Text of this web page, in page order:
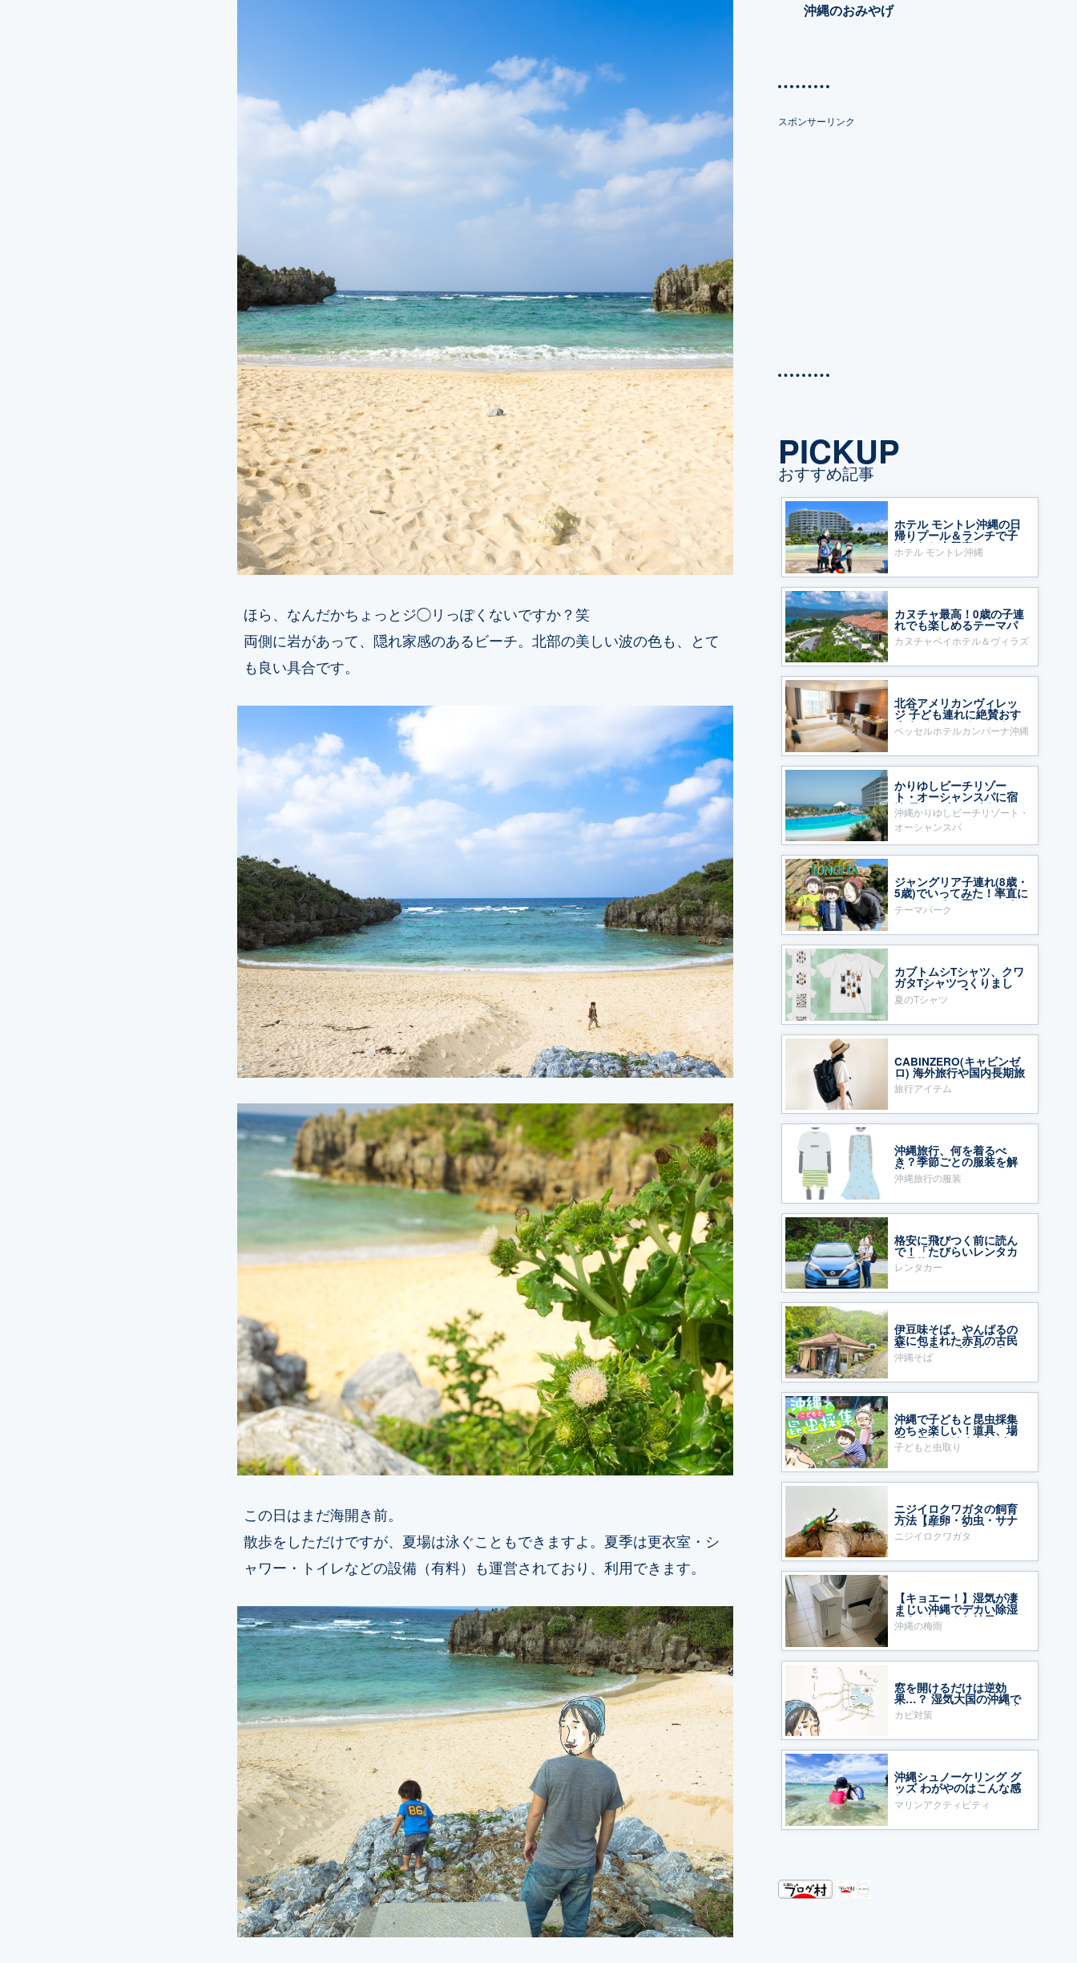
ほら、なんだかちょっとジ◯リっぽくないですか？笑
両側に岩があって、隠れ家感のあるビーチ。北部の美しい波の色も、とて
も良い具合です。
この日はまだ海開き前。
散歩をしただけですが、夏場は泳ぐこともできますよ。夏季は更衣室・シ
ャワー・トイレなどの設備（有料）も運営されており、利用できます。
沖縄のおみやげ
スポンサーリンク
PICKUP
おすすめ記事
ホテル モントレ沖縄の日
帰りプール＆ランチで子
どもたち大興奮！
ホテル モントレ沖縄
カヌチャ最高！0歳の子連
れでも楽しめるテーマパ
ークのようなホテル
カヌチャベイホテル＆ヴィラズ
北谷アメリカンヴィレッ
ジ 子ども連れに絶賛おす
すめ ベッセルホテルカン
パーナ沖縄
ベッセルホテルカンパーナ沖縄
かりゆしビーチリゾー
ト・オーシャンスパに宿
泊 子ども連れに人気
沖縄かりゆしビーチリゾート・
オーシャンスパ
ジャングリア子連れ(8歳・
5歳)でいってみた！率直に
いいところ・悪いところ
テーマパーク
カブトムシTシャツ、クワ
ガタTシャツつくりまし
た〜【mussii】
夏のTシャツ
CABINZERO(キャビンゼ
ロ) 海外旅行や国内長期旅
行のバックパック買って
みた！
旅行アイテム
沖縄旅行、何を着るべ
き？季節ごとの服装を解
説
沖縄旅行の服装
格安に飛びつく前に読ん
で！「たびらいレンタカ
ー予約」をおすすめする
ワケ
レンタカー
伊豆味そば。やんばるの
森に包まれた赤瓦の古民
家で沖縄そばを味わう
沖縄そば
沖縄で子どもと昆虫採集
めちゃ楽しい！道具、場
所、気をつける点など
子どもと虫取り
ニジイロクワガタの飼育
方法【産卵・幼虫・サナ
ギ・成虫まで】
ニジイロクワガタ
【キョエー！】湿気が凄
まじい沖縄でデカい除湿
機をかけてみた結果……
沖縄の梅雨
窓を開けるだけは逆効
果…？ 湿気大国の沖縄で
鍛えた、わが家のカビ対
策
カビ対策
沖縄シュノーケリング グ
ッズ わがやのはこんな感
じ
マリンアクティビティ